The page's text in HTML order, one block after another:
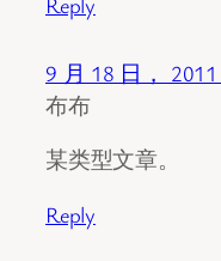
9 月 18 日，
布布
某类型文章。
Reply